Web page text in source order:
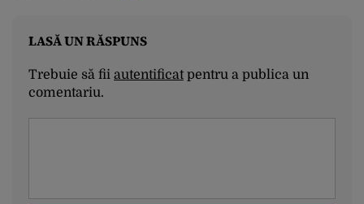
LASĂ UN RĂSPUNS
Trebuie să fii autentificatpentru a publica un
comentariu.